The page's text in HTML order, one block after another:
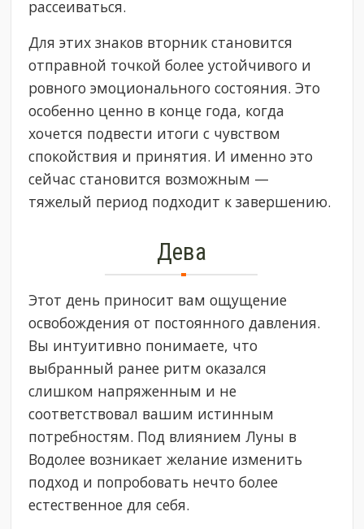
рассеиваться.
Для этих знаков вторник становится
отправной точкой более устойчивого и
ровного эмоционального состояния. Это
особенно ценно в конце года, когда
хочется подвести итоги с чувством
спокойствия и принятия. И именно это
сейчас становится возможным —
тяжелый период подходит к завершению.
Дева
Этот день приносит вам ощущение
освобождения от постоянного давления.
Вы интуитивно понимаете, что
выбранный ранее ритм оказался
слишком напряженным и не
соответствовал вашим истинным
потребностям. Под влиянием Луны в
Водолее возникает желание изменить
подход и попробовать нечто более
естественное для себя.